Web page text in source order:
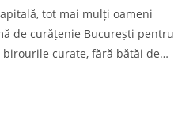
tot mai mulți oameni
de curățenie București pentru
curate, fără bătăi de…